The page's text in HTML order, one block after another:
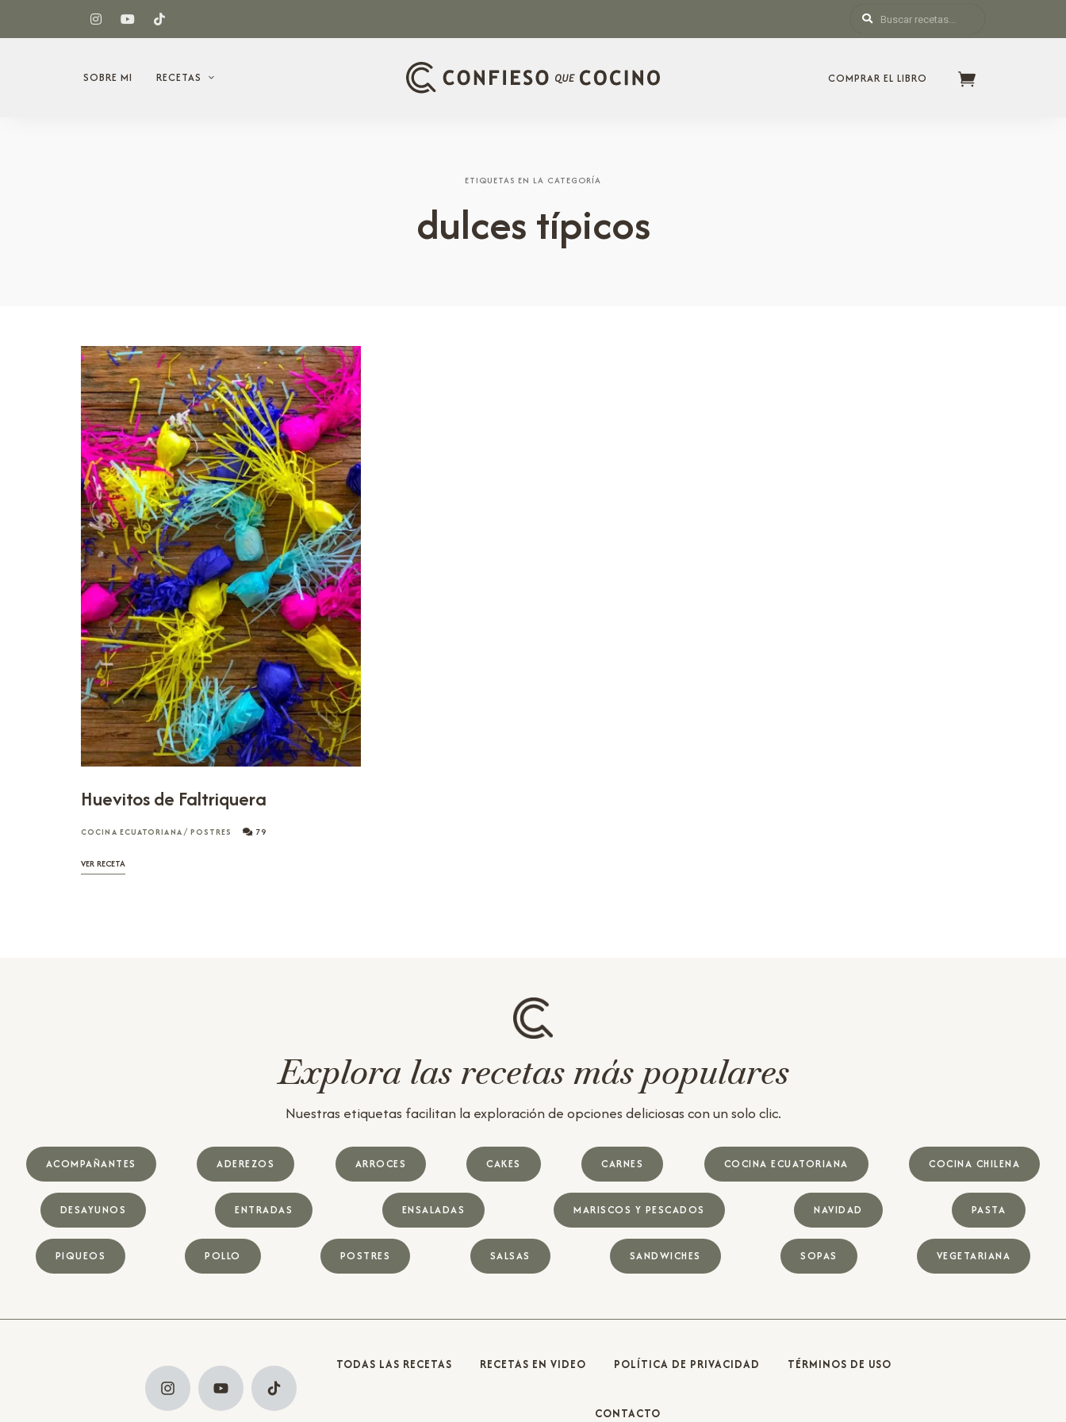
SOBRE MI RECETAS COMPRAR EL LIBRO
ETIQUETAS EN LA CATEGORÍA
dulces típicos
Huevitos de Faltriquera
COCINA ECUATORIANA / POSTRES 79
VER RECETA
Explora las recetas más populares
Nuestras etiquetas facilitan la exploración de opciones deliciosas con un solo clic.
ACOMPAÑANTES ADEREZOS ARROCES CAKES CARNES COCINA ECUATORIANA COCINA CHILENA
DESAYUNOS ENTRADAS ENSALADAS MARISCOS Y PESCADOS NAVIDAD PASTA
PIQUEOS POLLO POSTRES SALSAS SANDWICHES SOPAS VEGETARIANA
TODAS LAS RECETAS RECETAS EN VIDEO POLÍTICA DE PRIVACIDAD TÉRMINOS DE USO
CONTACTO